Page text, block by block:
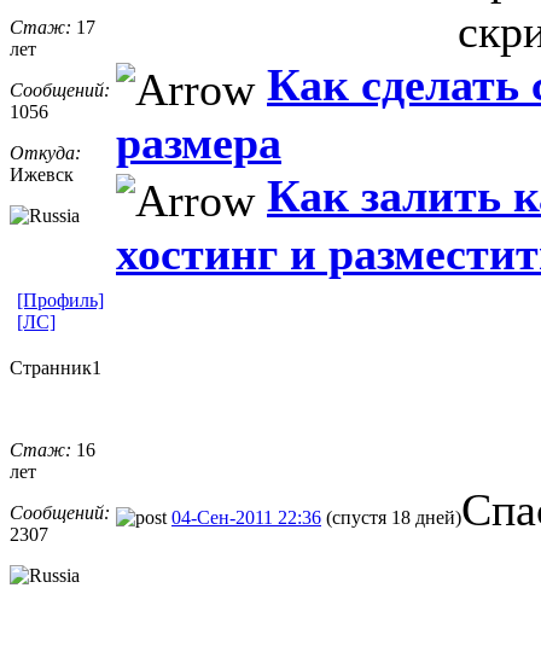
Стаж: 17
лет
Сообщений:
1056
Откуда:
Ижевск
Как
размера
Как залить
хостинг и
[Профиль]
[ЛС]
Странник1
Стаж: 16
лет
Сообщений:
2307
04-Сен-2011 22:36 (спустя 18 дней)